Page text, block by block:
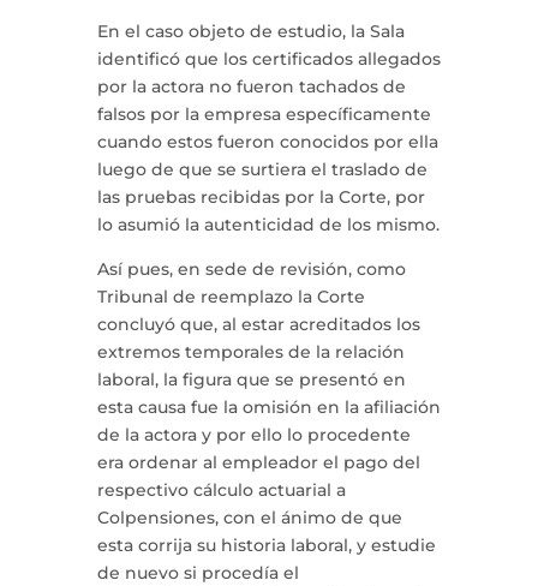
En el caso objeto de estudio, la Sala
identificó que los certificados allegados
por la actora no fueron tachados de
falsos por la empresa específicamente
cuando estos fueron conocidos por ella
luego de que se surtiera el traslado de
las pruebas recibidas por la Corte, por
lo asumió la autenticidad de los mismo.
Así pues, en sede de revisión, como
Tribunal de reemplazo la Corte
concluyó que, al estar acreditados los
extremos temporales de la relación
laboral, la figura que se presentó en
esta causa fue la omisión en la afiliación
de la actora y por ello lo procedente
era ordenar al empleador el pago del
respectivo cálculo actuarial a
Colpensiones, con el ánimo de que
esta corrija su historia laboral, y estudie
de nuevo si procedía el